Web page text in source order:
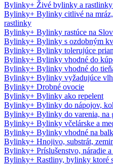
Bylinky+ Živé bylinky a
Bylinky+ Bylinky citlivé na
rastlinky
Bylinky+ Bylinky rastúce na
Bylinky+ Bylinky s ozdobným
Bylinky+ Bylinky tolerujúce
Bylinky+ Bylinky vhodné do
Bylinky+ Bylinky vhodné do
Bylinky+ Bylinky vyžadujúce
Bylinky+ Drobné ovocie
Bylinky+ Bylinky ako repelent
Bylinky+ Bylinky do nápojov,
Bylinky+ Bylinky do varenia, na
Bylinky+ Bylinky včelárske a
Bylinky+ Bylinky vhodné na
Bylinky+ Hnojivo, substrát,
Bylinky+ Príslušenstvo, náradie
Bylinky+ Rastliny, bylinky ktoré